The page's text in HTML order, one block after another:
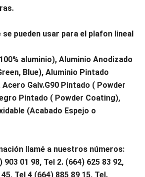
pueden usar para el plafon lineal
aluminio), Aluminio Anodizado
Blue), Aluminio Pintado
Galv.G90 Pintado ( Powder
Pintado ( Powder Coating),
(Acabado Espejo o
llamé a nuestros números:
903 01 98, Tel 2. (664) 625 83 92,
Tel 4 (664) 885 89 15, Tel.